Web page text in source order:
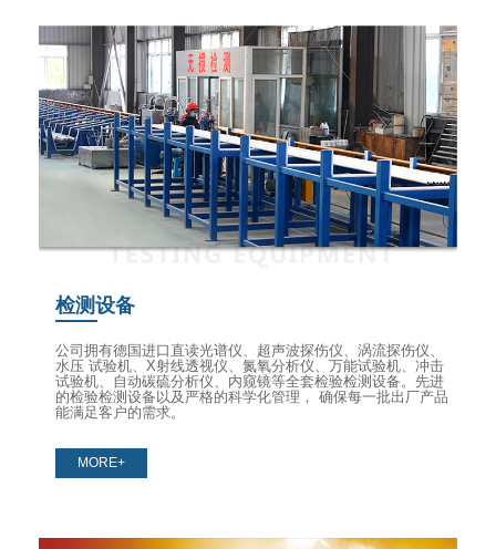
检测设备
公司拥有德国进口直读光谱仪、超声波探伤仪、涡流探伤仪、
水压 试验机、X射线透视仪、氮氧分析仪、万能试验机、冲击
试验机、自动碳硫分析仪、内窥镜等全套检验检测设备。先进
的检验检测设备以及严格的科学化管理， 确保每一批出厂产品
能满足客户的需求。
MORE+